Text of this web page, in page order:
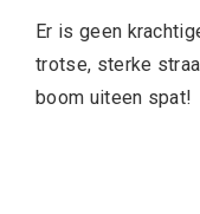
Er is geen
trotse, sterke
boom uiteen spat!